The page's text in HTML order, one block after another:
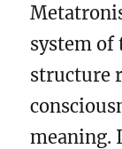
system of
structure
meaning.